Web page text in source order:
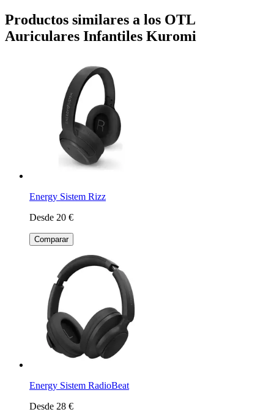
Productos similares a los OTL
Auriculares Infantiles Kuromi
Energy Sistem Rizz
Desde 20 €
Comparar
Energy Sistem RadioBeat
Desde 28 €